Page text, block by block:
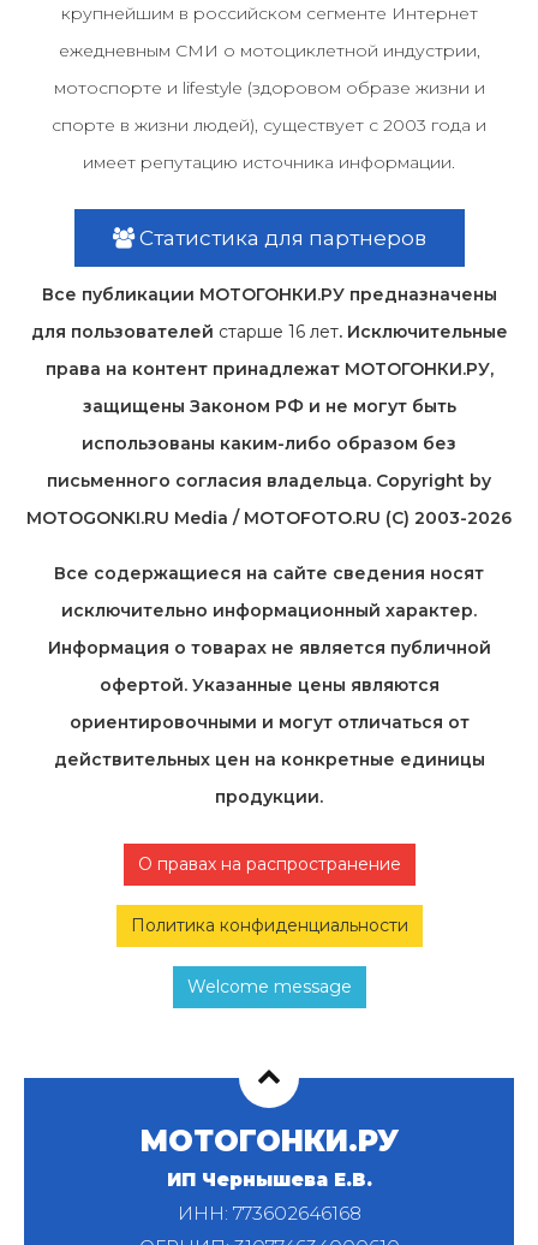
крупнейшим в российском сегменте Интернет
ежедневным СМИ о мотоциклетной индустрии,
мотоспорте и lifestyle (здоровом образе жизни и
спорте в жизни людей), существует с 2003 года и
имеет репутацию источника информации.
Статистика для партнеров
Все публикации МОТОГОНКИ.РУ предназначены
для пользователей старше 16 лет. Исключительные
права на контент принадлежат МОТОГОНКИ.РУ,
защищены Законом РФ и не могут быть
использованы каким-либо образом без
письменного согласия владельца. Copyright by
MOTOGONKI.RU Media / MOTOFOTO.RU (C) 2003-2026
Все содержащиеся на cайте сведения носят
исключительно информационный характер.
Информация о товарах не является публичной
офертой. Указанные цены являются
ориентировочными и могут отличаться от
действительных цен на конкретные единицы
продукции.
О правах на распространение
Политика конфиденциальности
Welcome message
МОТОГОНКИ.РУ
ИП Чернышева Е.В.
ИНН: 773602646168